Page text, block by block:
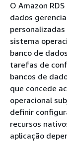
O Amazon
dados
sistema
banco de
tarefas de
bancos de
que concede
operacional
definir
recursos
aplicação